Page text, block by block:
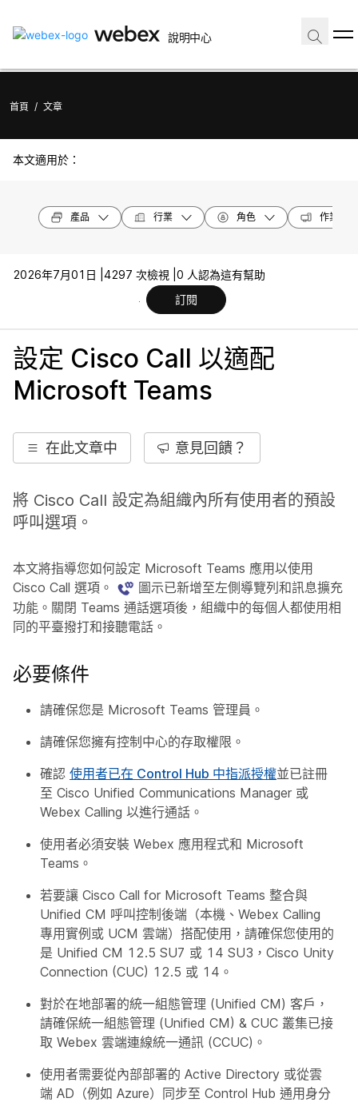
說明中心
首頁 / 文章
本文適用於：
產品 行業 角色 作業系統
2026年7月01日 | 4297 次檢視 | 0 人認為這有幫助
訂閱
設定 Cisco Call 以適配
Microsoft Teams
在此文章中 意見回饋？
將 Cisco Call 設定為組織內所有使用者的預設
呼叫選項。
本文將指導您如何設定 Microsoft Teams 應用以使用
Cisco Call 選項。
圖示已新增至左側導覽列和訊息擴充
功能。關閉 Teams 通話選項後，組織中的每個人都使用相
同的平臺撥打和接聽電話。
必要條件
請確保您是 Microsoft Teams 管理員。
請確保您擁有控制中心的存取權限。
確認 使用者已在 Control Hub 中指派授權並已註冊
至 Cisco Unified Communications Manager 或
Webex Calling 以進行通話。
使用者必須安裝 Webex 應用程式和 Microsoft
Teams。
若要讓 Cisco Call for Microsoft Teams 整合與
Unified CM 呼叫控制後端（本機、Webex Calling
專用實例或 UCM 雲端）搭配使用，請確保您使用的
是 Unified CM 12.5 SU7 或 14 SU3，Cisco Unity
Connection (CUC) 12.5 或 14。
對於在地部署的統一組態管理 (Unified CM) 客戶，
請確保統一組態管理 (Unified CM) & CUC 叢集已接
取 Webex 雲端連線統一通訊 (CCUC)。
使用者需要從內部部署的 Active Directory 或從雲
端 AD（例如 Azure）同步至 Control Hub 通用身分